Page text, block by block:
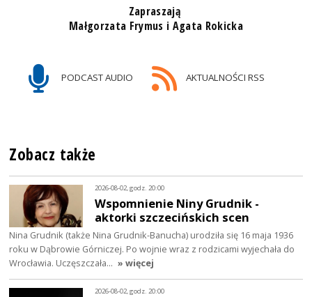
Zapraszają
Małgorzata Frymus i Agata Rokicka
PODCAST AUDIO AKTUALNOŚCI RSS
Zobacz także
2026-08-02, godz. 20:00
Wspomnienie Niny Grudnik -
aktorki szczecińskich scen
Nina Grudnik (także Nina Grudnik-Banucha) urodziła się 16 maja 1936
roku w Dąbrowie Górniczej. Po wojnie wraz z rodzicami wyjechała do
Wrocławia. Uczęszczała… » więcej
2026-08-02, godz. 20:00